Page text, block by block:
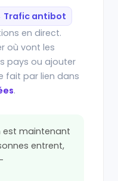
Trafic antibot
en direct.
où vont les
pays ou ajouter
fait par lien dans
.
est maintenant
entrent,